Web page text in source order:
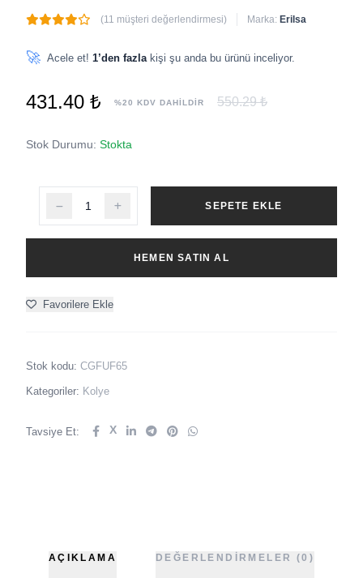
(11 müşteri değerlendirmesi) Marka: Erilsa
🚀 Acele et! 1’den fazla kişi şu anda bu ürünü inceliyor.
431.40 ₺ %20 KDV DAHİLDİR 550.29 ₺
Stok Durumu: Stokta
SEPETE EKLE
HEMEN SATIN AL
Favorilere Ekle
Stok kodu: CGFUF65
Kategoriler: Kolye
Tavsiye Et: X
AÇIKLAMA DEĞERLENDIRMELER (0)